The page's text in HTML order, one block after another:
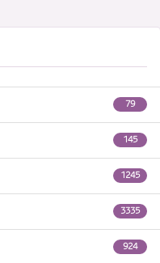
79
145
1245
3335
924